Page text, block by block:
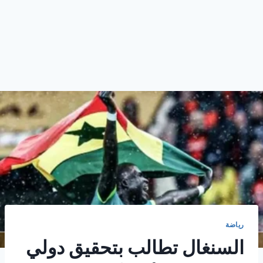
رياضة
السنغال تطالب بتحقيق دولي